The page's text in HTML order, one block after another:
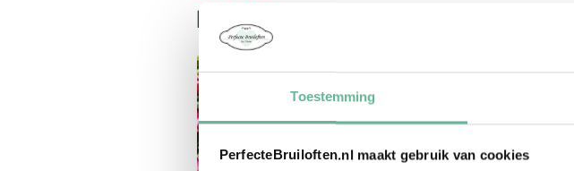
Toestemming
PerfecteBruiloften.nl maakt gebruik van cookies
Bruidsboeket per seizoen